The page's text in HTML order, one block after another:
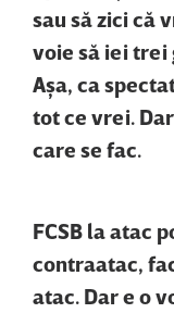
sau să zici că
voie să iei trei
Aşa, ca
tot ce vrei.
care se fac.
FCSB la atac
contraatac,
atac. Dar e o